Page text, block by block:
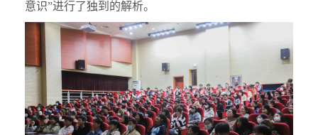
意识”进行了独到的解析。